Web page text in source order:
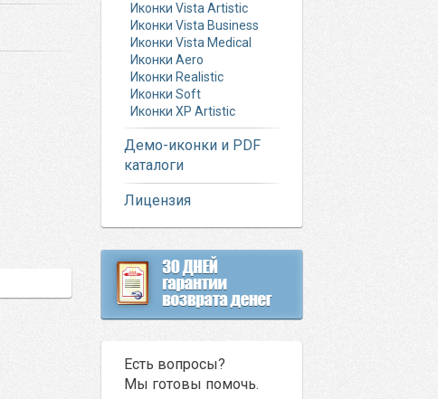
Иконки Vista Artistic
Иконки Vista Business
Иконки Vista Medical
Иконки Aero
Иконки Realistic
Иконки Soft
Иконки XP Artistic
Демо-иконки и PDF
каталоги
Лицензия
Есть вопросы?
Мы готовы помочь.